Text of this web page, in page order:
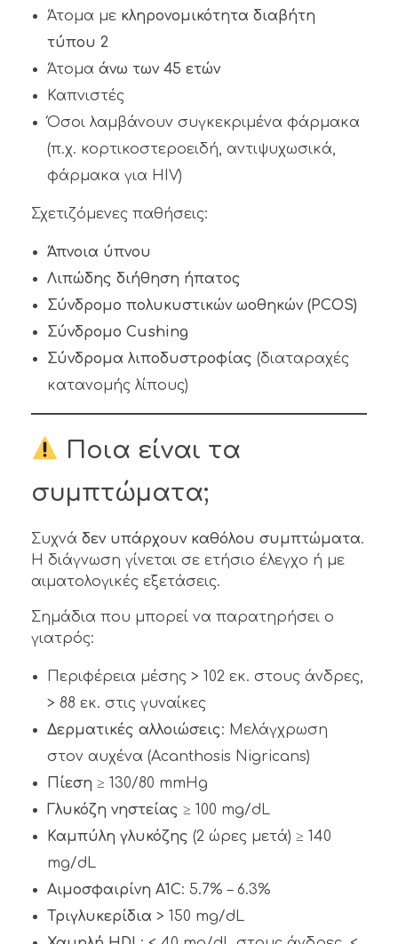
Άτομα με κληρονομικότητα διαβήτη
τύπου 2
Άτομα άνω των 45 ετών
Καπνιστές
Όσοι λαμβάνουν συγκεκριμένα φάρμακα
(π.χ. κορτικοστεροειδή, αντιψυχωσικά,
φάρμακα για HIV)
Σχετιζόμενες παθήσεις:
Άπνοια ύπνου
Λιπώδης διήθηση ήπατος
Σύνδρομο πολυκυστικών ωοθηκών (PCOS)
Σύνδρομο Cushing
Σύνδρομα λιποδυστροφίας (διαταραχές
κατανομής λίπους)
Ποια είναι τα
συμπτώματα;
Συχνά δεν υπάρχουν καθόλου συμπτώματα.
Η διάγνωση γίνεται σε ετήσιο έλεγχο ή με
αιματολογικές εξετάσεις.
Σημάδια που μπορεί να παρατηρήσει ο
γιατρός:
Περιφέρεια μέσης > 102 εκ. στους άνδρες,
> 88 εκ. στις γυναίκες
Δερματικές αλλοιώσεις: Μελάγχρωση
στον αυχένα (Acanthosis Nigricans)
Πίεση ≥ 130/80 mmHg
Γλυκόζη νηστείας ≥ 100 mg/dL
Καμπύλη γλυκόζης (2 ώρες μετά) ≥ 140
mg/dL
Αιμοσφαιρίνη A1C: 5.7% – 6.3%
Τριγλυκερίδια > 150 mg/dL